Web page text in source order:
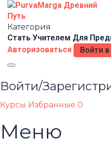
Категория
Стать Учителем Для
Авторизоваться
Войти
Toggle
navigation
Войти/
Курсы Избранные 0
Меню